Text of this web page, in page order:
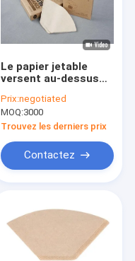
Le papier jetable
versent au-dessus
café de cône de
compte-gouttes de
café 100
Prix:negotiated
MOQ:3000
Trouvez les derniers prix
Contactez